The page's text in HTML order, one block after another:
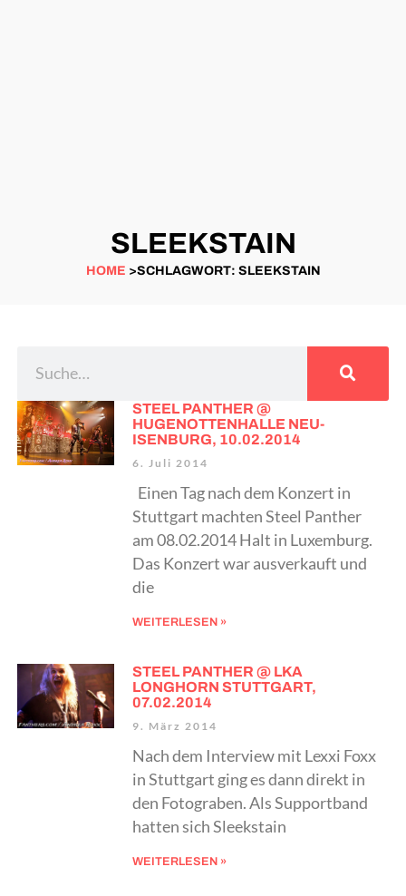
SLEEKSTAIN
HOME >SCHLAGWORT: SLEEKSTAIN
STEEL PANTHER @
HUGENOTTENHALLE NEU-
ISENBURG, 10.02.2014
6. Juli 2014
Einen Tag nach dem Konzert in
Stuttgart machten Steel Panther
am 08.02.2014 Halt in Luxemburg.
Das Konzert war ausverkauft und
die
WEITERLESEN »
STEEL PANTHER @ LKA
LONGHORN STUTTGART,
07.02.2014
9. März 2014
Nach dem Interview mit Lexxi Foxx
in Stuttgart ging es dann direkt in
den Fotograben. Als Supportband
hatten sich Sleekstain
WEITERLESEN »